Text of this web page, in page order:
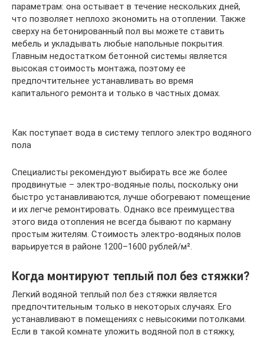
параметрам: она остывает в течение нескольких дней,
что позволяет неплохо экономить на отоплении. Также
сверху на бетонированный пол вы можете ставить
мебель и укладывать любые напольные покрытия.
Главным недостатком бетонной системы является
высокая стоимость монтажа, поэтому ее
предпочтительнее устанавливать во время
капитального ремонта и только в частных домах.
Как поступает вода в систему теплого электро водяного
пола
Специалисты рекомендуют выбирать все же более
продвинутые – электро-водяные полы, поскольку они
быстро устанавливаются, лучше обогревают помещение
и их легче ремонтировать. Однако все преимущества
этого вида отопления не всегда бывают по карману
простым жителям. Стоимость электро-водяных полов
варьируется в районе 1200–1600 рублей/м².
Когда монтируют теплый пол без стяжки?
Легкий водяной теплый пол без стяжки является
предпочтительным только в некоторых случаях. Его
устанавливают в помещениях с невысокими потолками.
Если в такой комнате уложить водяной пол в стяжку,